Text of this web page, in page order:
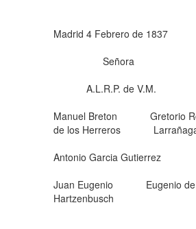
Madrid 4 Febrero de 1837
Señora
A.L.R.P. de V.M.
Manuel Breton Gretorio
de los Herreros
Antonio Garcia Gutierrez
Juan Eugenio Eugenio de
Hartzenbusch